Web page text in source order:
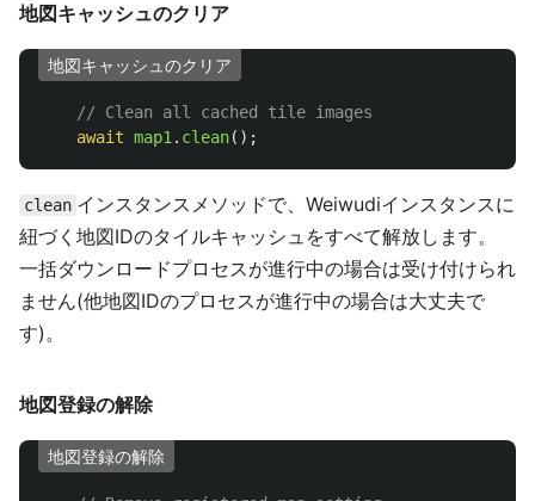
地図キャッシュのクリア
地図キャッシュのクリア
// Clean all cached tile images
await map1 . clean();
clean インスタンスメソッドで、Weiwudiインスタンスに
紐づく地図IDのタイルキャッシュをすべて解放します。
一括ダウンロードプロセスが進行中の場合は受け付けられ
ません(他地図IDのプロセスが進行中の場合は大丈夫で
す)。
地図登録の解除
地図登録の解除